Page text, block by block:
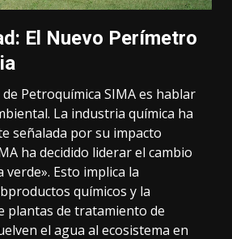
El Nuevo Perímetro
Petroquímica SIMA es hablar
La industria química ha
señalada por su impacto
ha decidido liderar el cambio
verde». Esto implica la
químicos y la
plantas de tratamiento de
el agua al ecosistema en